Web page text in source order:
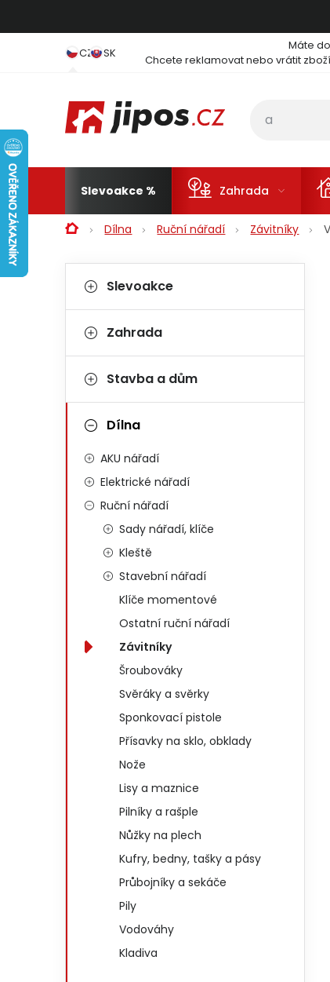
CZ SK Máte
Chcete reklamovat nebo vrátit
Slevoakce Zahrada
DomůDílna Ruční nářadí Závitníky
Postranní panel
Kategorie
Slevoakce
Zahrada
Stavba a dům
Dílna
AKU nářadí
Elektrické nářadí
Ruční nářadí
Sady nářadí, klíče
Kleště
Stavební nářadí
Klíče momentové
Ostatní ruční nářadí
Závitníky
Šroubováky
Svěráky a svěrky
Sponkovací pistole
Přísavky na sklo, obklady
Nože
Lisy a maznice
Pilníky a rašple
Nůžky na plech
Kufry, bedny, tašky a pásy
Průbojníky a sekáče
Pily
Vodováhy
Kladiva